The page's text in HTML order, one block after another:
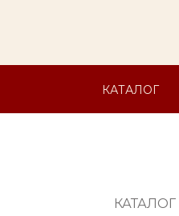
КАТАЛОГ
КАТАЛОГ